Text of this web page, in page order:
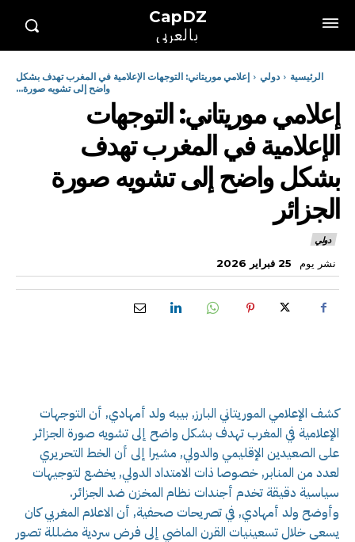
CapDZ
بالعربي
الرئيسية دولي
إعلامي موريتاني: التوجهات الإعلامية في المغرب تهدف بشكل
واضح إلى تشويه صورة...
إعلامي موريتاني: التوجهات
الإعلامية في المغرب تهدف
بشكل واضح إلى تشويه صورة
الجزائر
دولي
نشر يوم 25 فبراير 2026
كشف الإعلامي الموريتاني البارز, بيبه ولد أمهادي, أن التوجهات
الإعلامية في المغرب تهدف بشكل واضح إلى تشويه صورة الجزائر
على الصعيدين الإقليمي والدولي, مشيرا إلى أن الخط التحريري
لعدد من المنابر, خصوصا ذات الامتداد الدولي, يخضع لتوجيهات
سياسية دقيقة تخدم أجندات نظام المخزن ضد الجزائر.
وأوضح ولد أمهادي, في تصريحات صحفية, أن الاعلام المغربي كان
يسعى خلال تسعينيات القرن الماضي إلى فرض سردية مضللة تصور